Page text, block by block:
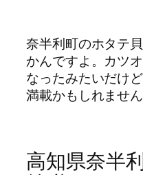
奈半利町のホタテ
かんですよ。カツ
なったみたいだけ
満載かもしれません
高知県奈半